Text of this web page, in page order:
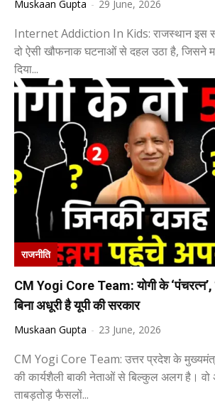
Muskaan Gupta - 29 June, 2026
Internet Addiction In Kids: राजस्थान इस
दो ऐसी खौफनाक घटनाओं से दहल उठा है, जिसने
दिया...
राजनीति
CM Yogi Core Team: योगी के ‘पंचरत्न’,
बिना अधूरी है यूपी की सरकार
Muskaan Gupta - 23 June, 2026
CM Yogi Core Team: उत्तर प्रदेश के
की कार्यशैली बाकी नेताओं से बिल्कुल अलग है। वो अपनी सख्त छवि और
ताबड़तोड़ फैसलों...